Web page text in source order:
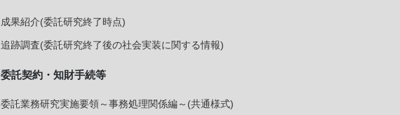
成果紹介(委託研究終了時点)
追跡調査(委託研究終了後の社会実装に関する情報)
委託契約・知財手続等
委託業務研究実施要領～事務処理関係編～(共通様式)